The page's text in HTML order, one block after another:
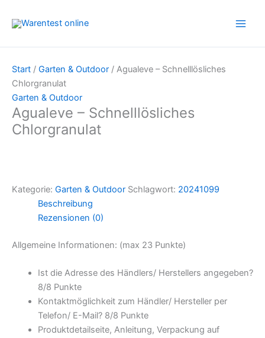
Inhalt
Start / Garten & Outdoor / Agualeve – Schnelllösliches
Chlorgranulat
Garten & Outdoor
Agualeve – Schnelllösliches
Chlorgranulat
Kategorie: Garten & Outdoor Schlagwort: 20241099
Beschreibung
Rezensionen (0)
Allgemeine Informationen: (max 23 Punkte)
Ist die Adresse des Händlers/ Herstellers angegeben?
8/8 Punkte
Kontaktmöglichkeit zum Händler/ Hersteller per
Telefon/ E-Mail? 8/8 Punkte
Produktdetailseite, Anleitung, Verpackung auf